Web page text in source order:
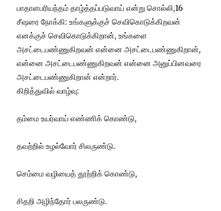
பாதாளபரியந்தம் தாழ்த்தப்படுவாய் என்று சொல்லி,16
சீஷரை நோக்கி: உங்களுக்குச் செவிகொடுக்கிறவன்
எனக்குச் செவிகொடுக்கிறான், உங்களை
அசட்டைபண்ணுகிறவன் என்னை அசட்டைபண்ணுகிறான்,
என்னை அசட்டைபண்ணுகிறவன் என்னை அனுப்பினவரை
அசட்டைபண்ணுகிறான் என்றார்.
கிறித்துவில் வாழ்வு:
தம்மை உயர்வாய் எண்ணிக் கொண்டு,
தவற்றில் உழல்வோர் சிலருண்டு.
செம்மை வழியைத் தூற்றிக் கொண்டு,
சிதறி அழிந்தோர் பலருண்டு.